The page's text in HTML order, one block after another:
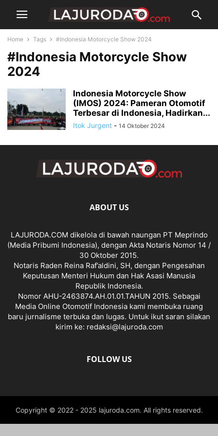
Home Tags #Indonesia Motorcycle Show 2024
#Indonesia Motorcycle Show
2024
Indonesia Motorcycle Show
(IMOS) 2024: Pameran Otomotif
Terbesar di Indonesia, Hadirkan...
Itok Jurgent - 14 Oktober 2024
ABOUT US
LAJURODA.COM dikelola di bawah naungan PT Meprindo
(Media Pribumi Indonesia), dengan Akta Notaris Nomor 14 /
30 Oktober 2015.
Notaris Raden Reina Raf’aldini, SH, dengan Pengesahan
Keputusan Menteri Hukum dan Hak Asasi Manusia
Republik Indonesia.
Nomor AHU-2463874.AH.01.01.TAHUN 2015. Sebagai
Media Online Otomotif Indonesia kami membuka ruang
baru jurnalisme terbuka dan lugas. Untuk ikut saran silakan
kirim ke: redaksi@lajuroda.com
FOLLOW US
Copyright © 2022 - 2025 lajuroda.com. All rights reserved.